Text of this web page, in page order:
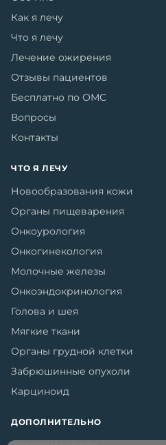
Как я лечу
Что я лечу
Лечение ожирения
Отзывы пациентов
Бесплатно по ОМС
Вопросы
Контакты
ЧТО Я ЛЕЧУ
Новообразования кожи
Органы пищеварения
Онкоурология
Онкогинекология
Молочные железы
Онкоэндокринология
Голова и шея
Мягкие ткани
Органы грудной клетки
Забрюшинные опухоли
Карциноид
ДОПОЛНИТЕЛЬНО